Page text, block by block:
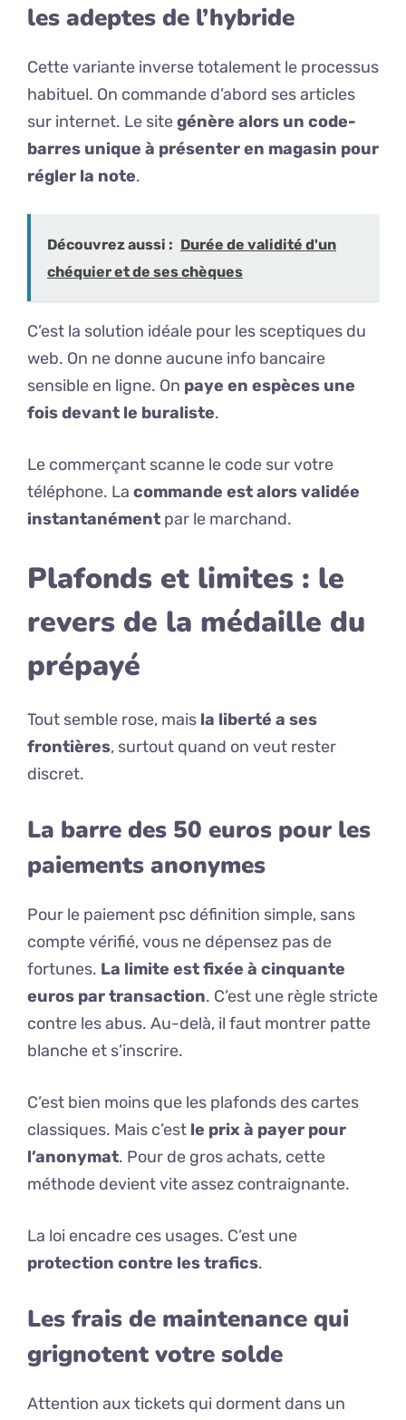
les adeptes de l’hybride
Cette variante inverse totalement le processus
habituel. On commande d’abord ses articles
sur internet. Le sitegénère alors un code-
barres unique à présenter en magasin pour
régler la note.
Découvrez aussi : Durée de validité d'un
chéquier et de ses chèques
C’est la solution idéale pour les sceptiques du
web. On ne donne aucune info bancaire
sensible en ligne. On paye en espèces une
fois devant le buraliste.
Le commerçant scanne le code sur votre
téléphone. La commande est alors validée
instantanément par le marchand.
Plafonds et limites : le
revers de la médaille du
prépayé
Tout semble rose, mais la liberté a ses
frontières, surtout quand on veut rester
discret.
La barre des 50 euros pour les
paiements anonymes
Pour le paiement psc définition simple, sans
compte vérifié, vous ne dépensez pas de
fortunes. La limite est fixée à cinquante
euros par transaction. C’est une règle stricte
contre les abus. Au-delà, il faut montrer patte
blanche et s’inscrire.
C’est bien moins que les plafonds des cartes
classiques. Mais c’est le prix à payer pour
l’anonymat. Pour de gros achats, cette
méthode devient vite assez contraignante.
La loi encadre ces usages. C’est une
protection contre les trafics.
Les frais de maintenance qui
grignotent votre solde
Attention aux tickets qui dorment dans un